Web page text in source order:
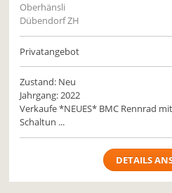
Oberhänsli
Dübendorf ZH
Privatangebot
Zustand: Neu
Jahrgang: 2022
Verkaufe *NEUES* BMC Rennrad
Schaltun ...
DETAILS